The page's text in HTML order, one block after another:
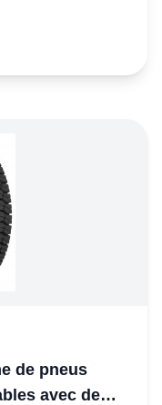
de pneus
avec de